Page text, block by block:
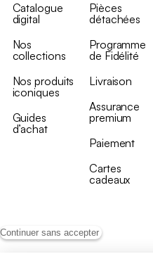
Continuer sans accepter
Catalogue
digital
Nos
collections
Nos produits
iconiques
Guides
d’achat
Pièces
détachées
Programme
de Fidélité
Livraison
Assurance
premium
Paiement
Cartes
cadeaux